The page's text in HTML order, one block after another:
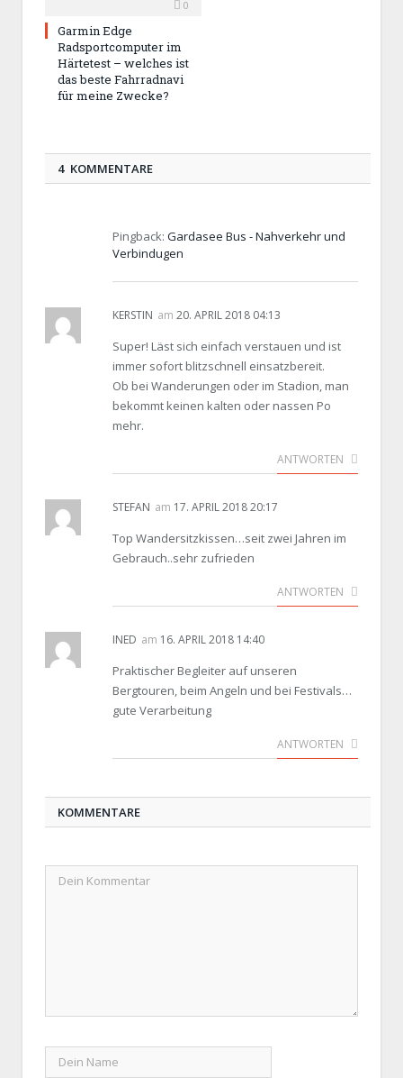
0
Garmin Edge
Radsportcomputer im
Härtetest – welches ist
das beste Fahrradnavi
für meine Zwecke?
4 KOMMENTARE
Pingback: Gardasee Bus - Nahverkehr und
Verbindugen
KERSTIN am 20. APRIL 2018 04:13
Super! Läst sich einfach verstauen und ist
immer sofort blitzschnell einsatzbereit.
Ob bei Wanderungen oder im Stadion, man
bekommt keinen kalten oder nassen Po
mehr.
ANTWORTEN
STEFAN am 17. APRIL 2018 20:17
Top Wandersitzkissen…seit zwei Jahren im
Gebrauch..sehr zufrieden
ANTWORTEN
INED am 16. APRIL 2018 14:40
Praktischer Begleiter auf unseren
Bergtouren, beim Angeln und bei Festivals…
gute Verarbeitung
ANTWORTEN
KOMMENTARE